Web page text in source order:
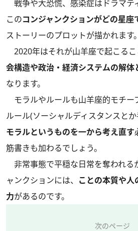
戦争や大恐慌、感染症はドラマテ
このコンジャンクションがどの星座
ストーリーのプロットが描かれます。
2020年はそれが山羊座で起こる
会構造や政治・経済システムの解体
なります。
モラルやルールも山羊座的モチー
ルール(ソーシャルディスタンスとか
モラルというものを一から考え直す
筋書きも加わるでしょう。
非常事態で平穏な日常を奪われる
ャンクションには、 ことの本質や人
力があるのです。
次のページ